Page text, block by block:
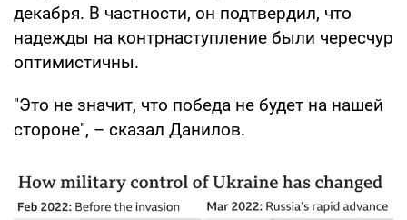
декабря. В частности, он подтвердил, что
надежды на контрнаступление были чересчур
оптимистичны.
"Это не значит, что победа не будет на нашей
стороне", – сказал Данилов.